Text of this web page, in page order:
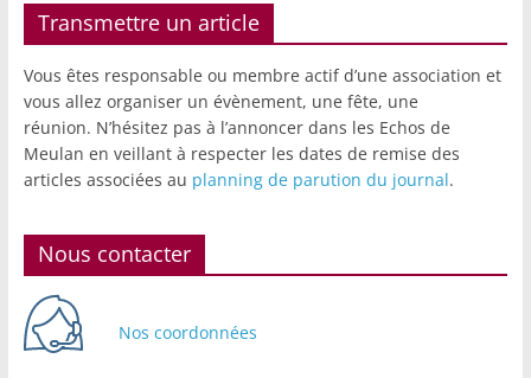
Transmettre un article
Vous êtes responsable ou membre actif d’une association et
vous allez organiser un évènement, une fête, une
réunion. N’hésitez pas à l’annoncer dans les Echos de
Meulan en veillant à respecter les dates de remise des
articles associées au planning de parution du journal.
Nous contacter
Nos coordonnées